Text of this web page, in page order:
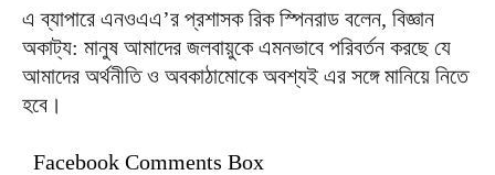
এ ব্যাপারে এনওএএ’র প্রশাসক রিক স্পিনরাড বলেন, বিজ্ঞান
অকাট্য: মানুষ আমাদের জলবায়ুকে এমনভাবে পরিবর্তন করছে যে
আমাদের অর্থনীতি ও অবকাঠামোকে অবশ্যই এর সঙ্গে মানিয়ে নিতে
হবে।
Facebook Comments Box